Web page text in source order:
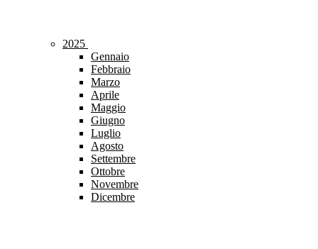
2025
Gennaio
Febbraio
Marzo
Aprile
Maggio
Giugno
Luglio
Agosto
Settembre
Ottobre
Novembre
Dicembre